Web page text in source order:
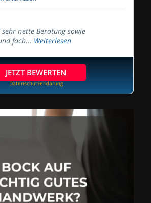
nette Beratung sowie
fach... Weiterlesen
JETZT BEWERTEN
Datenschutzerklärung